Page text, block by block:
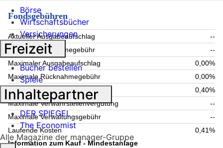
Fondsgebühren
Aktueller Ausgabeaufschlag
--
Aktuelle Rücknahmegebühr
--
Maximaler Ausgabeaufschlag
0,00%
Maximale Rücknahmegebühr
0,00%
Aktuelle Verwaltungsgebühr
0,40%
Maximale Verwahrstellenvergütung
--
Maximale Verwaltungsgebühr
--
Laufende Kosten
0,41%
Information zum Kauf - Mindestanlage
Börse
Wirtschaftsbücher
Versicherungen
Freizeit
Bücher bestellen
Spiele
Inhaltepartner
DER SPIEGEL
The Economist
Alle Magazine der manager-Gruppe